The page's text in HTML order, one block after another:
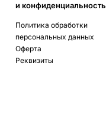
и конфиденциальность
Политика обработки
персональных данных
Оферта
Реквизиты